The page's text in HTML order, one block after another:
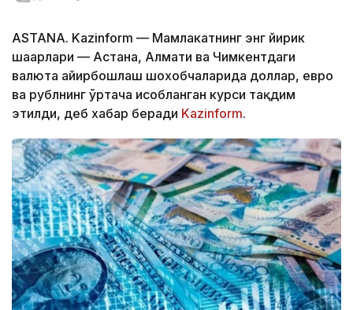
ASTANA. Kazinform — Мамлакатнинг энг йирик
шаҳарлари — Астана, Алмати ва Чимкентдаги
валюта айирбошлаш шохобчаларида доллар, евро
ва рублнинг ўртача ҳисобланган курси тақдим
этилди, деб хабар беради Kazinform.